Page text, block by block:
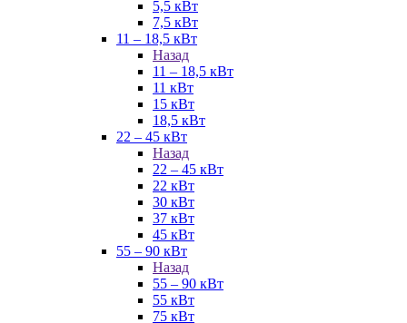
5,5 кВт
7,5 кВт
11 – 18,5 кВт
Назад
11 – 18,5 кВт
11 кВт
15 кВт
18,5 кВт
22 – 45 кВт
Назад
22 – 45 кВт
22 кВт
30 кВт
37 кВт
45 кВт
55 – 90 кВт
Назад
55 – 90 кВт
55 кВт
75 кВт